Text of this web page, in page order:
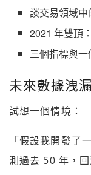
談交易領域中
2021 年雙頂
三個指標與
未來數據洩
試想一個情境：
「假設我開發了
測過去 50 年，